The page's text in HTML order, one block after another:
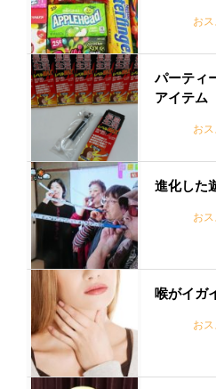
お
パーティ
アイテム
お
進化した
お
喉がイガ
お